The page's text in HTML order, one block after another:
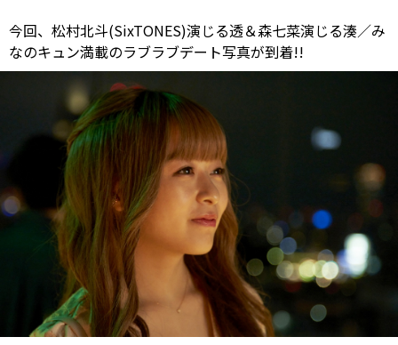
今回、松村北斗(SixTONES)演じる透＆森七菜演じる湊／み
なのキュン満載のラブラブデート写真が到着!!